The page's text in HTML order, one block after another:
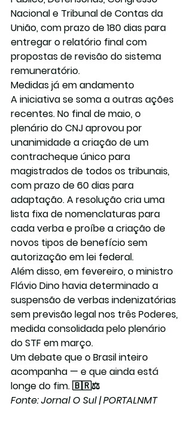
Nacional e Tribunal de Contas da
União, com prazo de 180 dias para
entregar o relatório final com
propostas de revisão do sistema
remuneratório.
Medidas já em andamento
A iniciativa se soma a outras ações
recentes. No final de maio, o
plenário do CNJ aprovou por
unanimidade a criação de um
contracheque único para
magistrados de todos os tribunais,
com prazo de 60 dias para
adaptação. A resolução cria uma
lista fixa de nomenclaturas para
cada verba e proíbe a criação de
novos tipos de benefício sem
autorização em lei federal.
Além disso, em fevereiro, o ministro
Flávio Dino havia determinado a
suspensão de verbas indenizatórias
sem previsão legal nos três Poderes,
medida consolidada pelo plenário
do STF em março.
Um debate que o Brasil inteiro
acompanha — e que ainda está
longe do fim. 🇧🇷⚖️
Fonte: Jornal O Sul | PORTALNMT